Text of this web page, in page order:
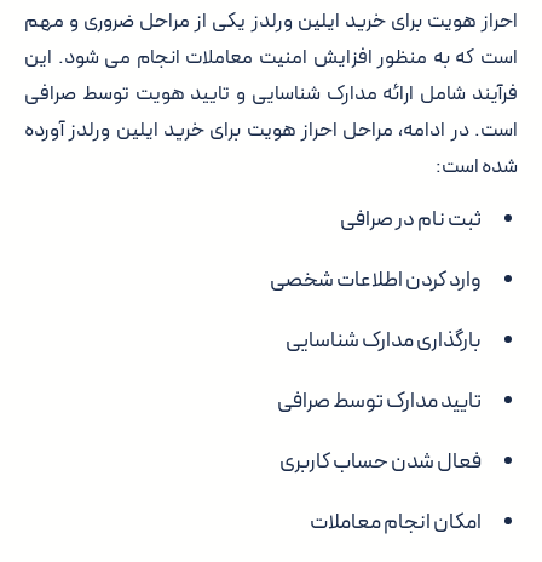
احراز هویت برای خرید ایلین ورلدز یکی از مراحل ضروری و مهم
است که به منظور افزایش امنیت معاملات انجام می شود. این
فرآیند شامل ارائه مدارک شناسایی و تایید هویت توسط صرافی
است. در ادامه، مراحل احراز هویت برای خرید ایلین ورلدز آورده
شده است:
ثبت نام در صرافی
وارد کردن اطلاعات شخصی
بارگذاری مدارک شناسایی
تایید مدارک توسط صرافی
فعال شدن حساب کاربری
امکان انجام معاملات